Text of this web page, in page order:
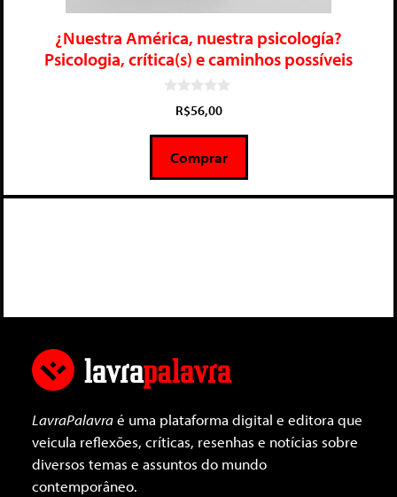
¿Nuestra América, nuestra psicología?
Psicologia, crítica(s) e caminhos possíveis
5
R$56,00
Comprar
LavraPalavraé uma plataforma digital e editora que
veicula reflexões, críticas, resenhas e notícias sobre
diversos temas e assuntos do mundo
contemporâneo.